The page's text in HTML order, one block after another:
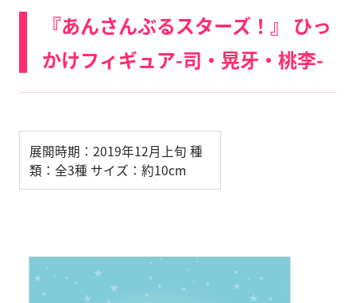
『あんさんぶるスターズ！』 ひっ
かけフィギュア-司・晃牙・桃李-
展開時期：2019年12月上旬 種
類：全3種 サイズ：約10cm